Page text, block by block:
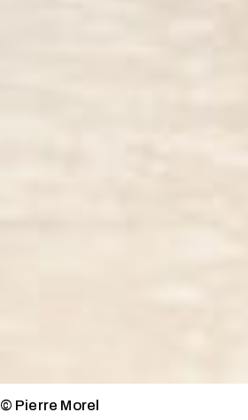
© Pierre Morel